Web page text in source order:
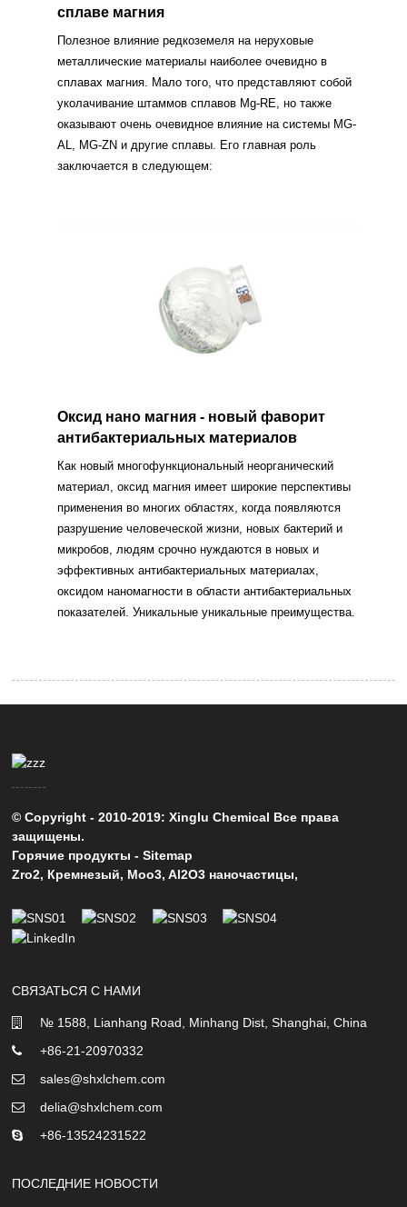
сплаве магния
Полезное влияние редкоземеля на неруховые
металлические материалы наиболее очевидно в
сплавах магния. Мало того, что представляют собой
уколачивание штаммов сплавов Mg-RE, но также
оказывают очень очевидное влияние на системы MG-
AL, MG-ZN и другие сплавы. Его главная роль
заключается в следующем:
Оксид нано магния - новый фаворит
антибактериальных материалов
Как новый многофункциональный неорганический
материал, оксид магния имеет широкие перспективы
применения во многих областях, когда появляются
разрушение человеческой жизни, новых бактерий и
микробов, людям срочно нуждаются в новых и
эффективных антибактериальных материалах,
оксидом наномагности в области антибактериальных
показателей. Уникальные уникальные преимущества.
© Copyright - 2010-2019: Xinglu Chemical Все права
защищены.
Горячие продукты -Sitemap
Zro2, Кремнезый, Moo3,Al2O3 наночастицы,
СВЯЗАТЬСЯ С НАМИ
№ 1588, Lianhang Road, Minhang Dist, Shanghai, China
+86-21-20970332
sales@shxlchem.com
delia@shxlchem.com
+86-13524231522
ПОСЛЕДНИЕ НОВОСТИ